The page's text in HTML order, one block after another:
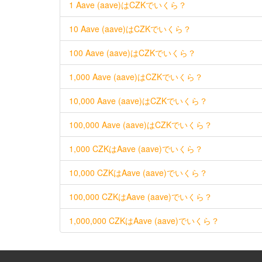
1 Aave (aave)はCZKでいくら？
10 Aave (aave)はCZKでいくら？
100 Aave (aave)はCZKでいくら？
1,000 Aave (aave)はCZKでいくら？
10,000 Aave (aave)はCZKでいくら？
100,000 Aave (aave)はCZKでいくら？
1,000 CZKはAave (aave)でいくら？
10,000 CZKはAave (aave)でいくら？
100,000 CZKはAave (aave)でいくら？
1,000,000 CZKはAave (aave)でいくら？